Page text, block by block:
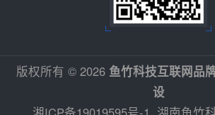
版权所有 © 2026 鱼竹科技互联网品
设